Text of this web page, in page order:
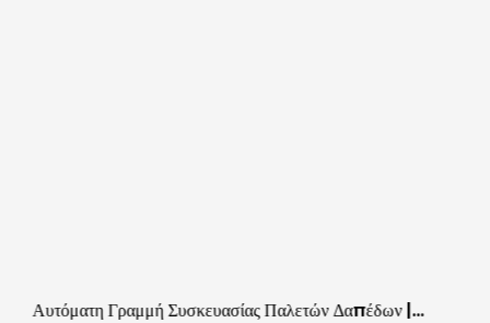
Αυτόματη Γραμμή Συσκευασίας Παλετών Δαπέδων |